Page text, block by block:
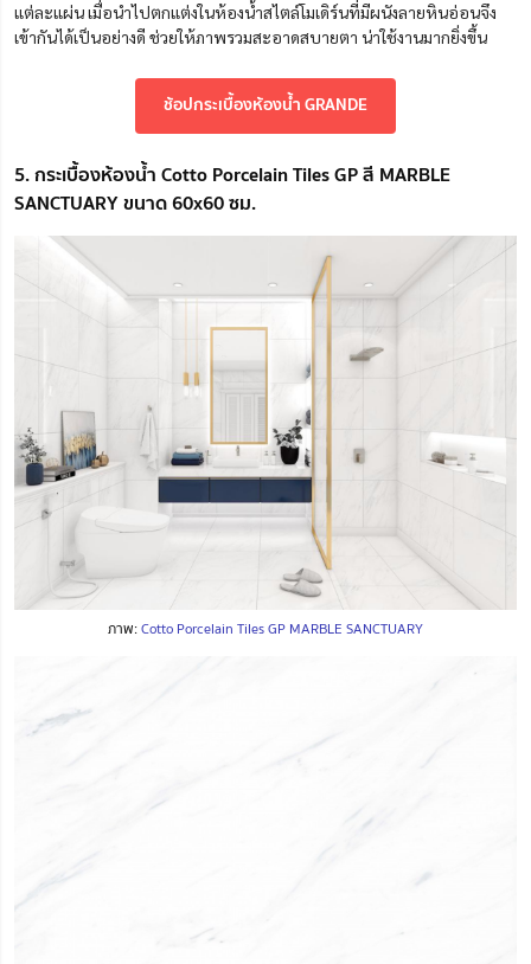
แต่ละแผ่น เมื่อนำไปตกแต่งในห้องน้ำสไตล์โมเดิร์นที่มีผนังลายหินอ่อนจึง
เข้ากันได้เป็นอย่างดี ช่วยให้ภาพรวมสะอาดสบายตา น่าใช้งานมากยิ่งขึ้น
ช้อปกระเบื้องห้องน้ำ GRANDE
5. กระเบื้องห้องน้ำ Cotto Porcelain Tiles GP สี MARBLE
SANCTUARY ขนาด 60x60 ซม.
ภาพ:Cotto Porcelain Tiles GP MARBLE SANCTUARY